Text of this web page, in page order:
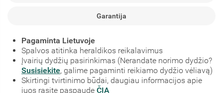
Garantija
Pagaminta Lietuvoje
Spalvos atitinka heraldikos reikalavimus
Įvairių dydžių pasirinkimas (Nerandate norimo dydžio?
Susisiekite, galime pagaminti reikiamo dydžio vėliavą)
Skirtingi tvirtinimo būdai, daugiau informacijos apie
juos rasite paspaudę ČIA